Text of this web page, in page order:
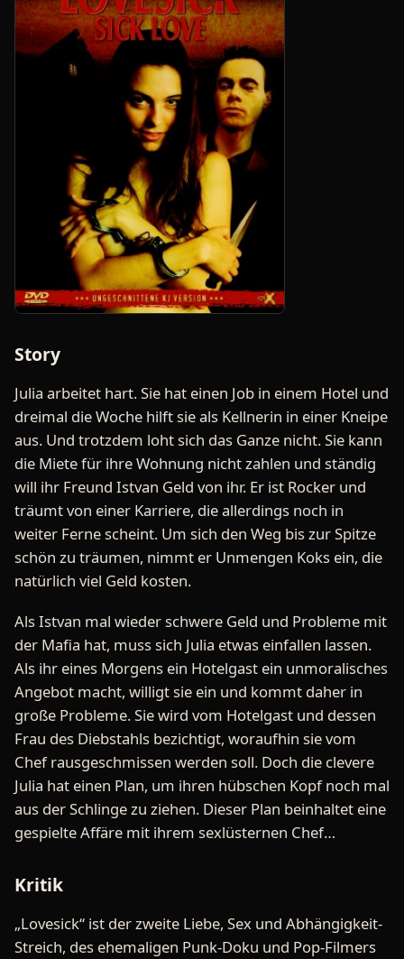
Story
Julia arbeitet hart. Sie hat einen Job in einem Hotel und
dreimal die Woche hilft sie als Kellnerin in einer Kneipe
aus. Und trotzdem loht sich das Ganze nicht. Sie kann
die Miete für ihre Wohnung nicht zahlen und ständig
will ihr Freund Istvan Geld von ihr. Er ist Rocker und
träumt von einer Karriere, die allerdings noch in
weiter Ferne scheint. Um sich den Weg bis zur Spitze
schön zu träumen, nimmt er Unmengen Koks ein, die
natürlich viel Geld kosten.
Als Istvan mal wieder schwere Geld und Probleme mit
der Mafia hat, muss sich Julia etwas einfallen lassen.
Als ihr eines Morgens ein Hotelgast ein unmoralisches
Angebot macht, willigt sie ein und kommt daher in
große Probleme. Sie wird vom Hotelgast und dessen
Frau des Diebstahls bezichtigt, woraufhin sie vom
Chef rausgeschmissen werden soll. Doch die clevere
Julia hat einen Plan, um ihren hübschen Kopf noch mal
aus der Schlinge zu ziehen. Dieser Plan beinhaltet eine
gespielte Affäre mit ihrem sexlüsternen Chef…
Kritik
„Lovesick“ ist der zweite Liebe, Sex und Abhängigkeit-
Streich, des ehemaligen Punk-Doku und Pop-Filmers